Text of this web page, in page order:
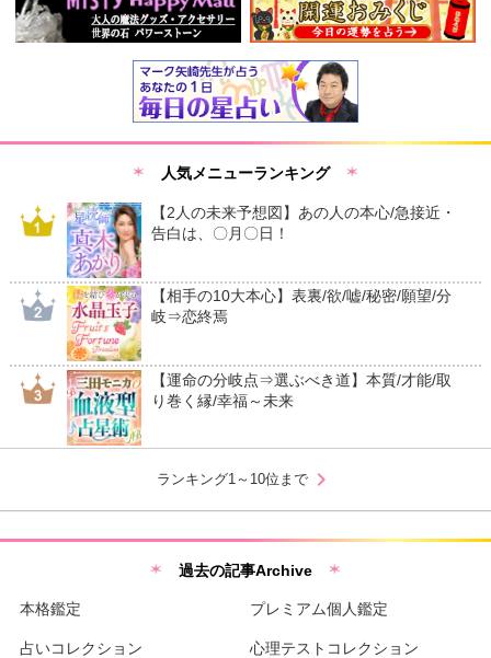
人気メニューランキング
【2人の未来予想図】あの人の本心/急接近・
告白は、〇月〇日！
【相手の10大本心】表裏/欲/嘘/秘密/願望/分
岐⇒恋終焉
【運命の分岐点⇒選ぶべき道】本質/才能/取
り巻く縁/幸福～未来
ランキング1～10位まで chevron_right
過去の記事Archive
本格鑑定 プレミアム個人鑑定
占いコレクション 心理テストコレクション